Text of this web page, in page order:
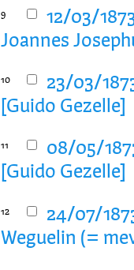
9
12/03/
Joannes
10
23/03/
[Guido Gezelle]
11
08/05/
[Guido Gezelle]
12
24/07/
Weguelin (=